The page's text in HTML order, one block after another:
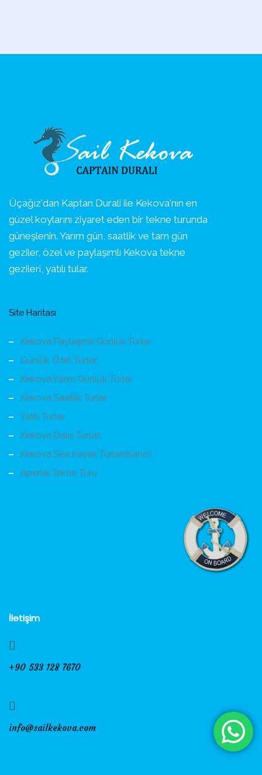
Üçağız'dan Kaptan Durali ile Kekova'nın en
güzel koylarını ziyaret eden bir tekne turunda
güneşlenin. Yarım gün, saatlik ve tam gün
geziler, özel ve paylaşımlı Kekova tekne
gezileri, yatılı tular.
Site Haritası
Kekova Paylaşımlı Günlük Turlar
Günlük Özel Turlar
Kekova Yarım Günlük Turlar
Kekova Saatlik Turlar
Yatılı Turlar
Kekova Dalış Turları
Kekova Sea Kayak Turları(Kano)
Aperlai Tekne Turu
İletişim
+90 533 128 7670
info@sailkekova.com